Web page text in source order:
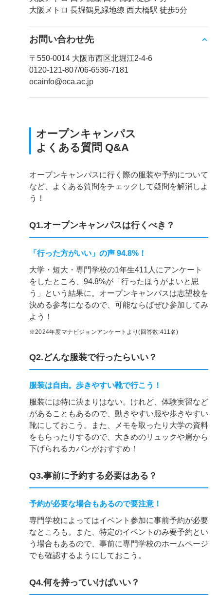
大阪メトロ 長堀鶴見緑地線 西大橋駅 徒歩5分
お問い合わせ先
〒550-0014 大阪市西区北堀江2-4-6
0120-121-807/06-6536-7181
ocainfo@oca.ac.jp
オープンキャンパス
よくある質問 Q&A
オープンキャンパスに行く際の服装や予約について
など、よくある質問をチェックして疑問を解消しよ
う！
Q1.オープンキャンパスは行くべき？
「行った方がいい」の声 94.8%！
大学・短大・専門学校の1年生411人にアンケート
をしたところ、94.8%が「行ったほうがよいと思
う」という結果に。オープンキャンパスは志望校を
決める参考になるので、可能ならばぜひ参加してみ
よう！
※2024年度マナビジョンアンケートより(回答数:411名)
Q2.どんな服装で行ったらいい？
服装は自由。歩きやすい靴で行こう！
服装には特に決まりはない。けれど、体験実習など
があることもあるので、動きやすい服や歩きやすい
靴にしておこう。また、メモを取ったり大学の資料
をもらったりするので、大きめのリュックや肩から
下げられるカバンがおすすめ！
Q3.事前に予約する必要はある？
予約が必要な場合もあるので要注意！
専門学校によってはイベント参加に事前予約が必要
なところも。また、特定のイベントのみ要予約とい
う場合もあるので、事前に専門学校のホームページ
でも確認するようにしておこう。
Q4.何を持っていけばいい？